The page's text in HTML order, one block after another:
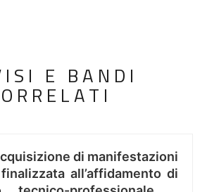
E BANDI
di manifestazioni
all’affidamento di